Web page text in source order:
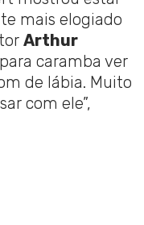
mais elogiado
Arthur
caramba ver
de lábia. Muito
com ele”,